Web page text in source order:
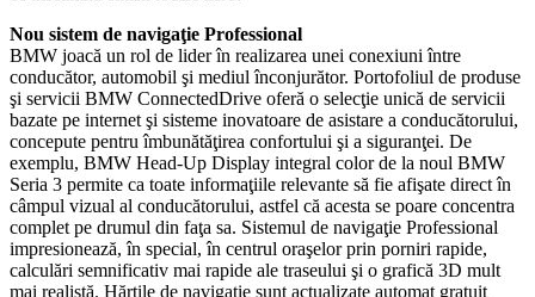
Nou sistem de navigaţie Professional
BMW joacă un rol de lider în realizarea unei conexiuni între
conducător, automobil şi mediul înconjurător. Portofoliul de produse
şi servicii BMW ConnectedDrive oferă o selecţie unică de servicii
bazate pe internet şi sisteme inovatoare de asistare a conducătorului,
concepute pentru îmbunătăţirea confortului şi a siguranţei. De
exemplu, BMW Head-Up Display integral color de la noul BMW
Seria 3 permite ca toate informaţiile relevante să fie afişate direct în
câmpul vizual al conducătorului, astfel că acesta se poare concentra
complet pe drumul din faţa sa. Sistemul de navigaţie Professional
impresionează, în special, în centrul oraşelor prin porniri rapide,
calculări semnificativ mai rapide ale traseului şi o grafică 3D mult
mai realistă. Hărţile de navigaţie sunt actualizate automat gratuit